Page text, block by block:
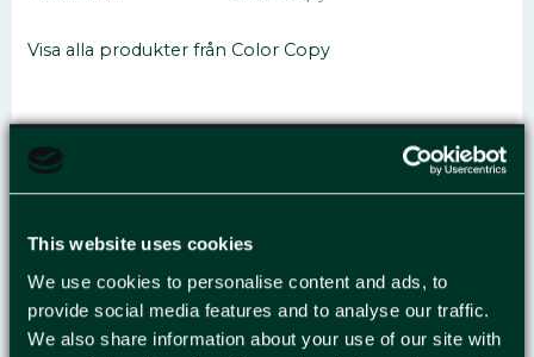
This website uses cookies
We use cookies to personalise content and ads, to
provide social media features and to analyse our traffic.
We also share information about your use of our site with
Visa alla produkter från Color Copy
KOP.PPR COLOR COPY
A3 160G OH 250/FP
Marknadens ledande fullfärgspapper - utvecklat i
samråd med maskintillverkarna Ett obestruket
ohålat specialpapper med unika egenskaper som